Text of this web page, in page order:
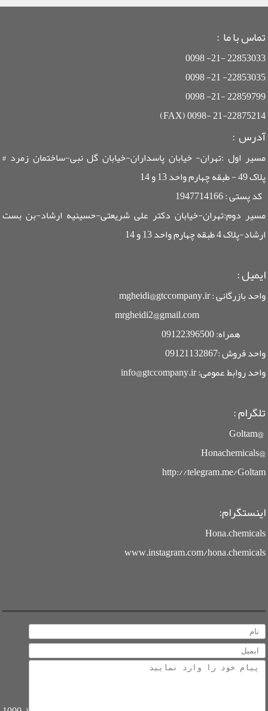
تماس با ما :
22853033 -21- 0098
22853035- 21- 0098
22859799 -21- 0098
21-22875214 -0098 (FAX)
آدرس :
مسیر اول :تهران- خیابان پاسداران-خیابان گل نبی-ساختمان زمرد #
پلاک 49 - طبقه چهارم واحد 13 و 14
کد پستی : 1947714166
مسیر دوم:تهران-خیابان دکتر علی شریعتی-حسینیه ارشاد-بن بست
ارشاد-پلاک 4 طبقه چهارم واحد 13 و 14
ایمیل:
واحد بازرگانی : mgheidi@gtccompany.ir
mrgheidi2@gmail.com
همراه: 09122396500
واحد فروش :09121132867
واحد روابط عمومی: info@gtccompany.ir
تلگرام :
@Goltam
@Honachemicals
http://telegram.me/Goltam
اینستگرام:
Hona.chemicals
www.instagram.com/hona.chemicals